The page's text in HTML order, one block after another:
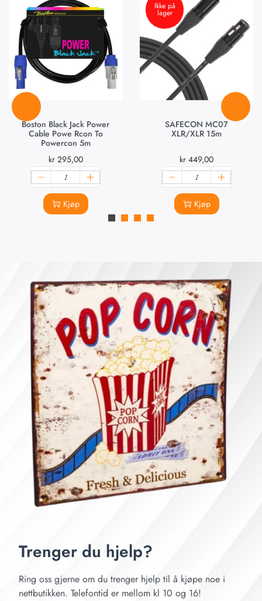
Boston Black Jack Power
Cable Powe Rcon To
Powercon 5m
kr295,00
Kjøp
Ikke på
lager
SAFECON MC07
XLR/XLR 15m
kr 449,00
Kjøp
Trenger du hjelp?
Ring oss gjerne om du trenger hjelp til å kjøpe noe i
nettbutikken. Telefontid er mellom kl 10 og 16!